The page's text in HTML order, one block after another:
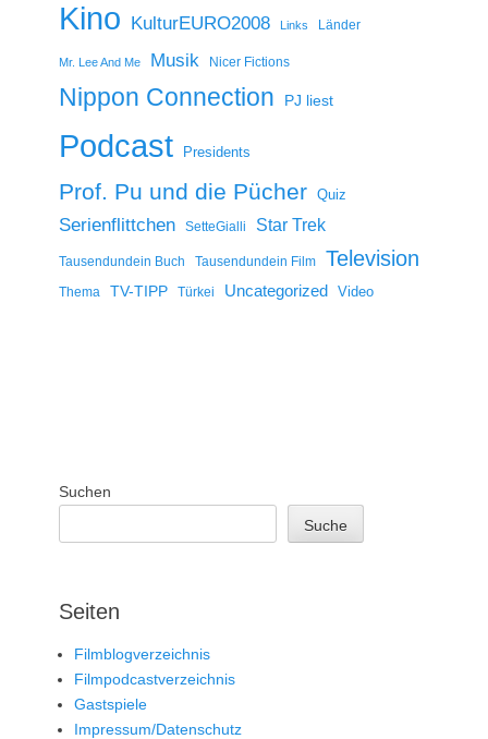
Kino KulturEURO2008 Links Länder
Mr. Lee And Me Musik Nicer Fictions
Nippon Connection PJ liest
Podcast Presidents
Prof. Pu und die Pücher Quiz
Serienflittchen SetteGialli Star Trek
Tausendundein Buch Tausendundein Film Television
Thema TV-TIPP Türkei Uncategorized Video
Suchen
Suche
Seiten
Filmblogverzeichnis
Filmpodcastverzeichnis
Gastspiele
Impressum/Datenschutz